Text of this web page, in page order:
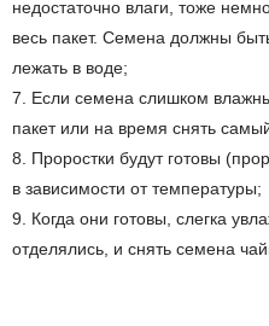
недостаточно влаги, тоже
весь пакет. Семена должны
лежать в воде;
7. Если семена слишком
пакет или на время снять
8. Проростки будут готовы
в зависимости от температуры;
9. Когда они готовы, слегка
отделялись, и снять семена